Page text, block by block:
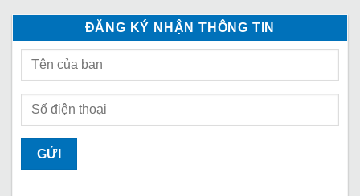
ĐĂNG KÝ NHẬN THÔNG TIN